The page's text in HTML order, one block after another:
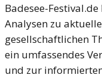
Badesee-
Analysen zu
gesellschaftlichen
ein umfassendes
und zur